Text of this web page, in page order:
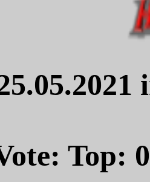
Top: 0